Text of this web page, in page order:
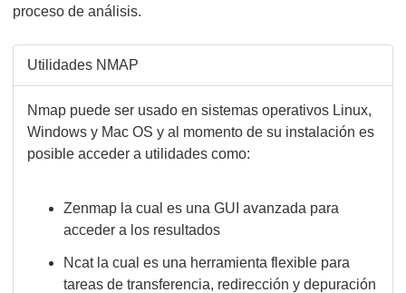
proceso de análisis.
Utilidades NMAP
Nmap puede ser usado en sistemas operativos Linux,
Windows y Mac OS y al momento de su instalación es
posible acceder a utilidades como:
Zenmap la cual es una GUI avanzada para
acceder a los resultados
Ncat la cual es una herramienta flexible para
tareas de transferencia, redirección y depuración